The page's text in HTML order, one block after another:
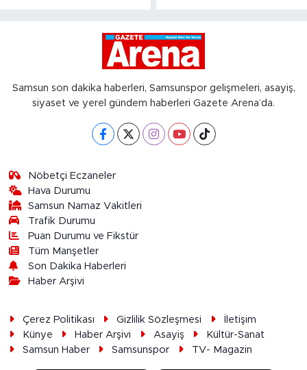
Samsun son dakika haberleri, Samsunspor gelişmeleri, asayiş,
siyaset ve yerel gündem haberleri Gazete Arena’da.
Nöbetçi Eczaneler
Hava Durumu
Samsun Namaz Vakitleri
Trafik Durumu
Puan Durumu ve Fikstür
Tüm Manşetler
Son Dakika Haberleri
Haber Arşivi
Çerez Politikası Gizlilik Sözleşmesi
İletişim
Künye
Haber Arşivi Asayiş
Kültür-Sanat
Samsun Haber
Samsunspor TV- Magazin